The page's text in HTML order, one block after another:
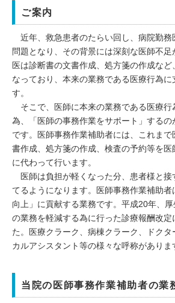
診療実績
機器の紹介
トータルケアについ
病院案内図
セカンドオピニオン
2026年度医療従事者の負担の軽減及び
外来のごあんない
診察時間・外来診察担当
時間外・休日の受診につ
外来化学療法室
ご案内
近年、救急患者のたらい回し、病院勤務
問題となり、その背景には深刻な医師不
医は診断書の文書作成、処方箋の作成な
なっており、本来の業務である医療行為に
す。
そこで、医師に本来の業務である医療行
為、「医師の事務作業をサポート」する
です。医師事務作業補助者には、これま
書作成、処方箋の作成、検査の予約等を
に代わって行います。
医師は負担が軽くなった分、患者様と接
てるようになります。医師事務作業補助
向上」に貢献する業務です。平成20年、
の業務を軽減する為に行った診療報酬改定
た。医療クラーク、病棟クラーク、ドクタ
カルアシスタント等の様々な呼称がありま
当院の医師事務作業補助者の業